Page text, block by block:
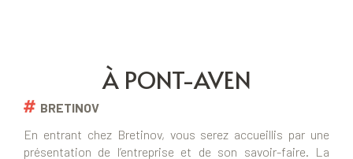
À PONT-AVEN
BRETINOV
En entrant chez Bretinov, vous serez accueillis par une
présentation de l’entreprise et de son savoir-faire. La